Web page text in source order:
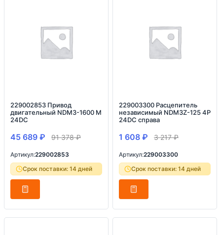
229002853 Привод
двигательный NDM3-1600 M
24DC
45 689 ₽ 91 378₽
Артикул:229002853
Срок поставки: 14 дней
229003300 Расцепитель
независимый NDM3Z-125 4P
24DC справа
1 608 ₽ 3 217₽
Артикул:229003300
Срок поставки: 14 дней